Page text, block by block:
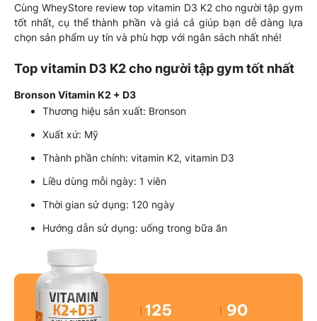
Cùng WheyStore review top vitamin D3 K2 cho người tập gym
tốt nhất, cụ thể thành phần và giá cả giúp bạn dễ dàng lựa
chọn sản phẩm uy tín và phù hợp với ngân sách nhất nhé!
Top vitamin D3 K2 cho người tập gym tốt nhất
Bronson Vitamin K2 + D3
Thương hiệu sản xuất: Bronson
Xuất xứ: Mỹ
Thành phần chính: vitamin K2, vitamin D3
Liều dùng mỗi ngày: 1 viên
Thời gian sử dụng: 120 ngày
Hướng dẫn sử dụng: uống trong bữa ăn